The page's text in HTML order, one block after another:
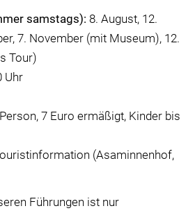
samstags): 8. August, 12.
7. November (mit Museum), 12.
Tour)
Uhr
7 Euro ermäßigt, Kinder bis
(Asaminnenhof,
Führungen ist nur